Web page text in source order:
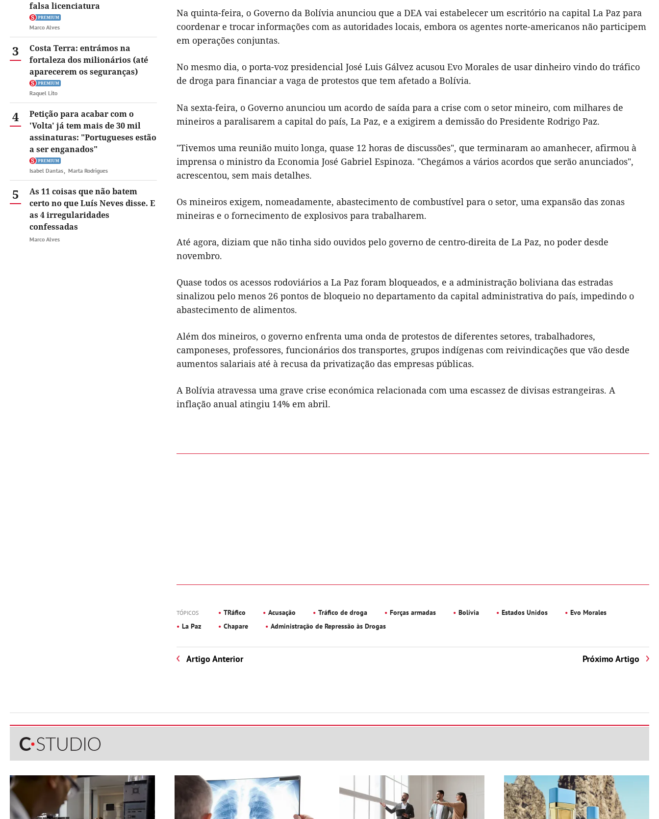
falsa licenciatura
Marco Alves
3
Costa Terra: entrámos na
fortaleza dos milionários (até
aparecerem os seguranças)
Raquel Lito
4
Petição para acabar com o
'Volta' já tem mais de 30 mil
assinaturas: "Portugueses estão
a ser enganados"
Isabel Dantas Marta Rodrigues
5
As 11 coisas que não batem
certo no que Luís Neves disse. E
as 4 irregularidades
confessadas
Marco Alves
Na quinta-feira, o Governo da Bolívia anunciou que a DEA vai estabelecer um escritório na capital La Paz para
coordenar e trocar informações com as autoridades locais, embora os agentes norte-americanos não participem
em operações conjuntas.
No mesmo dia, o porta-voz presidencial José Luis Gálvez acusou Evo Morales de usar dinheiro vindo do tráfico
de droga para financiar a vaga de protestos que tem afetado a Bolívia.
Na sexta-feira, o Governo anunciou um acordo de saída para a crise com o setor mineiro, com milhares de
mineiros a paralisarem a capital do país, La Paz, e a exigirem a demissão do Presidente Rodrigo Paz.
"Tivemos uma reunião muito longa, quase 12 horas de discussões", que terminaram ao amanhecer, afirmou à
imprensa o ministro da Economia José Gabriel Espinoza. "Chegámos a vários acordos que serão anunciados",
acrescentou, sem mais detalhes.
Os mineiros exigem, nomeadamente, abastecimento de combustível para o setor, uma expansão das zonas
mineiras e o fornecimento de explosivos para trabalharem.
Até agora, diziam que não tinha sido ouvidos pelo governo de centro-direita de La Paz, no poder desde
novembro.
Quase todos os acessos rodoviários a La Paz foram bloqueados, e a administração boliviana das estradas
sinalizou pelo menos 26 pontos de bloqueio no departamento da capital administrativa do país, impedindo o
abastecimento de alimentos.
Além dos mineiros, o governo enfrenta uma onda de protestos de diferentes setores, trabalhadores,
camponeses, professores, funcionários dos transportes, grupos indígenas com reivindicações que vão desde
aumentos salariais até à recusa da privatização das empresas públicas.
A Bolívia atravessa uma grave crise económica relacionada com uma escassez de divisas estrangeiras. A
inflação anual atingiu 14% em abril.
TÓPICOS TRáfico Acusação Tráfico de droga Forças armadas Bolívia Estados Unidos
Evo Morales
La Paz
Chapare Administração de Repressão às Drogas
Artigo Anterior Próximo Artigo